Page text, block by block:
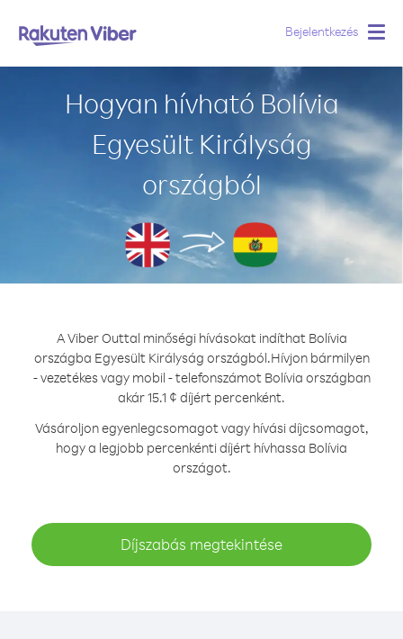
Bejelentkezés
Hogyan hívható Bolívia
Egyesült Királyság
országból
A Viber Outtal minőségi hívásokat indíthat Bolívia
országba Egyesült Királyság országból.Hívjon bármilyen
- vezetékes vagy mobil - telefonszámot Bolívia országban
akár 15.1 ¢ díjért percenként.
Vásároljon egyenlegcsomagot vagy hívási díjcsomagot,
hogy a legjobb percenkénti díjért hívhassa Bolívia
országot.
Díjszabás megtekintése